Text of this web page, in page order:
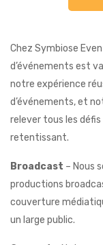
Chez Symbiose
d’événements est
notre expérience
d’événements, et
relever tous les
retentissant.
Broadcast – Nous
productions
couverture
un large public.